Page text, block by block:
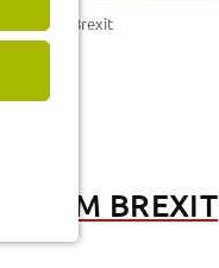
zum Brexit
ZUM BREXIT